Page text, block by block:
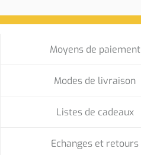
Moyens de paiement
Modes de livraison
Listes de cadeaux
Echanges et retours